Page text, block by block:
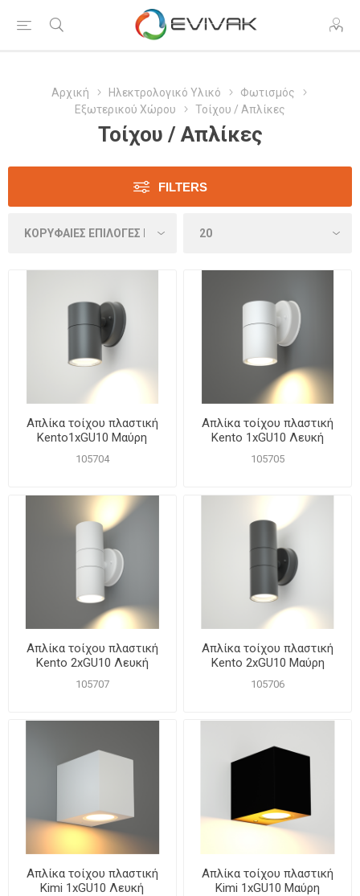
Αρχική Ηλεκτρολογικό Υλικό
Φωτισμός
Εξωτερικού Χώρου
Τοίχου / Απλίκες
Τοίχου / Απλίκες
FILTERS
Απλίκα τοίχου πλαστική
Kento1xGU10 Μαύρη
105704
Απλίκα τοίχου πλαστική
Kento 1xGU10 Λευκή
105705
Απλίκα τοίχου πλαστική
Kento 2xGU10 Λευκή
105707
Απλίκα τοίχου πλαστική
Kento 2xGU10 Μαύρη
105706
Απλίκα τοίχου πλαστική
Kimi 1xGU10 Λευκή
Απλίκα τοίχου πλαστική
Kimi 1xGU10 Μαύρη